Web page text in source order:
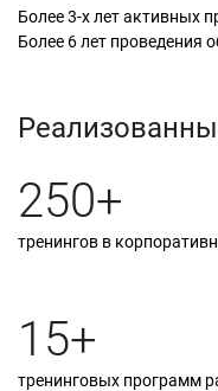
Более 3-х лет активных
Более 6 лет проведения
250+
тренингов в
15+
тренинговых программ